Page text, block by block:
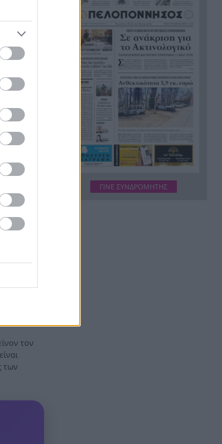
Βαγγέλη
του
περί
οι
να
αντι-
για κάθε
τον
των
ΦΩΤΟ
20:24 Στιγμές αγωνίας και θρίλερ
στο Αίγιο: Οδηγός λεωφορείου
έχασε τις αισθήσεις του και τη
ζωή του! ΦΩΤΟ
20:12 Κόκκινα τα 118 κτίρια στις 325
αυτοψίες των πληγεισών
περιοχών από τις
καταστροφικές πυρκαγιές
20:00
Η ανακοίνωση της ΕΑΠ για
Βασιλάκο και Μαμάση
19:48 Γιατί οδηγήθηκαν στη φυλακή
κατηγορούνται για τη
ΓΙΝΕ ΣΥΝΔΡΟΜΗΤΗΣ